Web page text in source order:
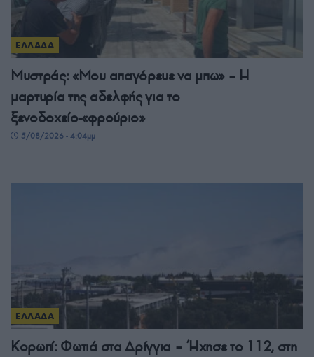
ΕΛΛΑΔΑ
Μυστράς: «Μου απαγόρευε να μπω» – Η
μαρτυρία της αδελφής για το
ξενοδοχείο-«φρούριο»
5/08/2026 - 4:04μμ
ΕΛΛΑΔΑ
Κορωπί: Φωτιά στα Δρίγγια – Ήχησε το 112, στη